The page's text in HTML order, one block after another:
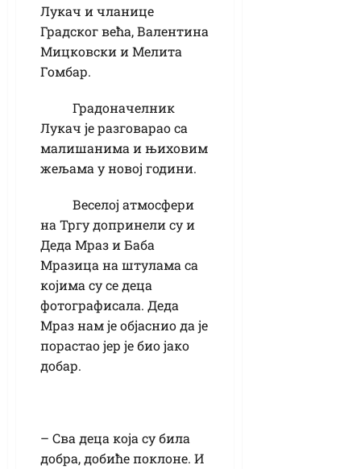
Лукач и чланице
Градског већа, Валентина
Мицковски и Мелита
Гомбар.
Градоначелник
Лукач је разговарао са
малишанима и њиховим
жељама у новој години.
Веселој атмосфери
на Тргу допринели су и
Деда Мраз и Баба
Мразица на штулама са
којима су се деца
фотографисала. Деда
Мраз нам је објаснио да је
порастао јер је био јако
добар.
– Сва деца која су била
добра, добиће поклоне. И